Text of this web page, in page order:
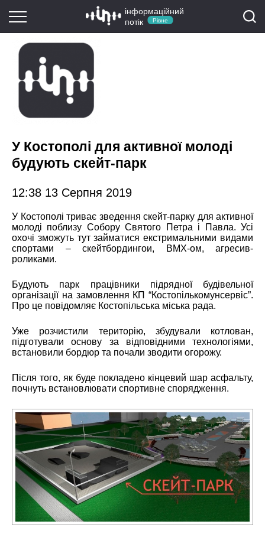
інформаційний
потік
Рівне
У Костополі для активної молоді
будують скейт-парк
12:38 13 Серпня 2019
У Костополі триває зведення скейт-парку для активної
молоді поблизу Собору Святого Петра і Павла. Усі
охочі зможуть тут займатися екстримальними видами
спортами – скейтбордингои, BMX-ом, агресив-
роликами.
Будують парк працівники підрядної будівельної
організації на замовлення КП “Костопількомунсервіс”.
Про це повідомляє Костопільська міська рада.
Уже розчистили територію, збудували котлован,
підготували основу за відповідними технологіями,
встановили бордюр та почали зводити огорожу.
Після того, як буде покладено кінцевий шар асфальту,
почнуть встановлювати спортивне спорядження.